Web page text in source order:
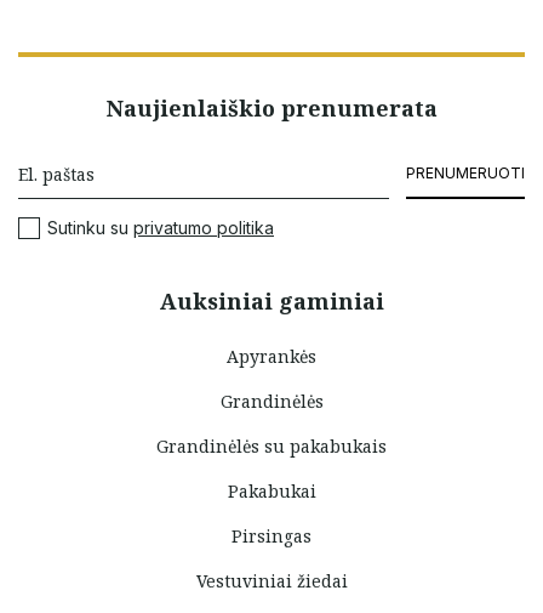
Auksiniai gaminiai
Apyrankės
Grandinėlės
Grandinėlės su pakabukais
Pakabukai
Pirsingas
Vestuviniai žiedai
Naujienlaiškio prenumerata
PRENUMERUOTI
Sutinku su privatumo politika